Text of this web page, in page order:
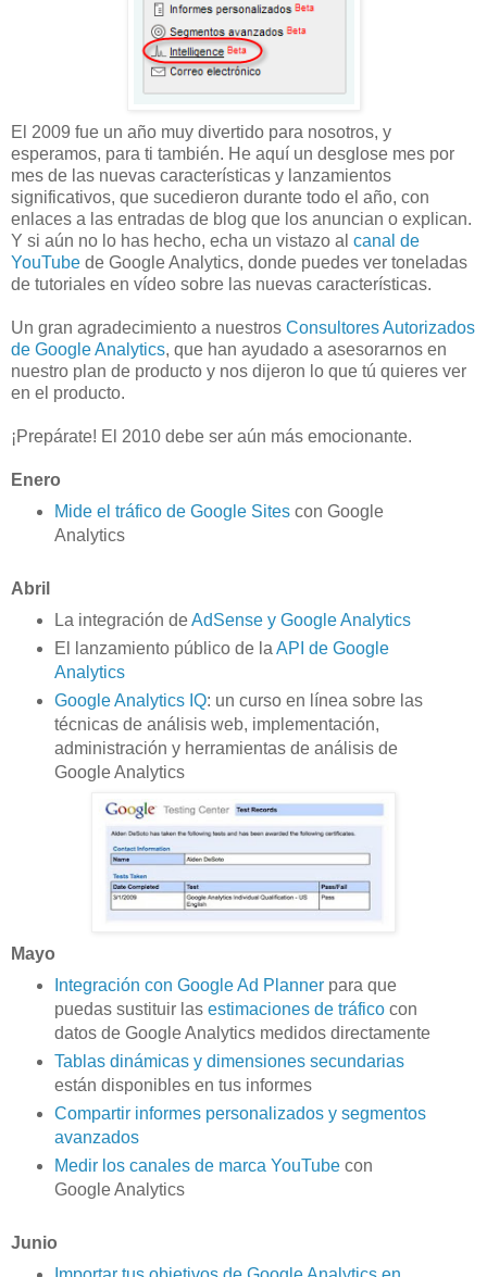
El 2009 fue un año muy divertido para nosotros, y
esperamos, para ti también. He aquí un desglose mes por
mes de las nuevas características y lanzamientos
significativos, que sucedieron durante todo el año, con
enlaces a las entradas de blog que los anuncian o explican.
Y si aún no lo has hecho, echa un vistazo al canal de
YouTube de Google Analytics, donde puedes ver toneladas
de tutoriales en vídeo sobre las nuevas características.
Un gran agradecimiento a nuestros Consultores Autorizados
de Google Analytics, que han ayudado a asesorarnos en
nuestro plan de producto y nos dijeron lo que tú quieres ver
en el producto.
¡Prepárate! El 2010 debe ser aún más emocionante.
Enero
Mide el tráfico de Google Sitescon Google
Analytics
Abril
La integración deAdSense y Google Analytics
El lanzamiento público de la API de Google
Analytics
Google Analytics IQ: un curso en línea sobre las
técnicas de análisis web, implementación,
administración y herramientas de análisis de
Google Analytics
Mayo
Integración con Google Ad Plannerpara que
puedas sustituir las estimaciones de tráficocon
datos de Google Analytics medidos directamente
Tablas dinámicas y dimensiones secundarias
están disponibles en tus informes
Compartir informes personalizados y segmentos
avanzados
Medir los canales de marca YouTubecon
Google Analytics
Junio